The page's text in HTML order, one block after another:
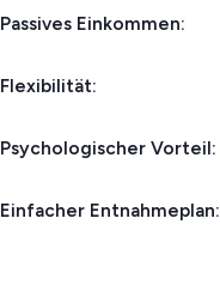
Passives Einkommen:
Flexibilität:
Psychologischer Vorteil:
Einfacher Entnahmeplan: